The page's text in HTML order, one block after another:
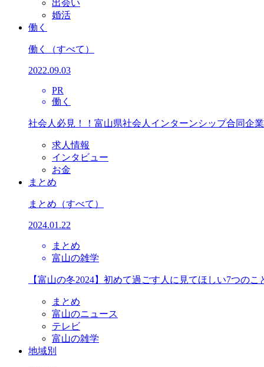
出会い
婚活
働く
働く （すべて）
2022.09.03
PR
働く
社会人必見！！富山県社会人インターンシップ合同企
求人情報
インタビュー
お金
まとめ
まとめ （すべて）
2024.01.22
まとめ
富山の雑学
【富山の冬2024】初めて過ごす人に見てほしい7つのこ
まとめ
富山のニュース
テレビ
富山の雑学
地域別